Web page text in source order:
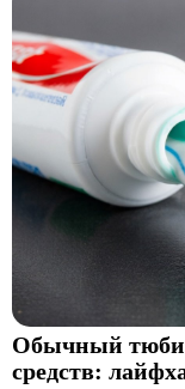
Обычный
средств: